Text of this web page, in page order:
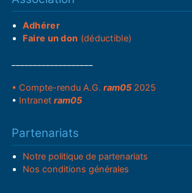
Adhérer
Faire un don (déductible)
• Compte-rendu A.G.ram05 2025
• Intranetram05
Partenariats
Notre politique de partenariats
Nos conditions générales